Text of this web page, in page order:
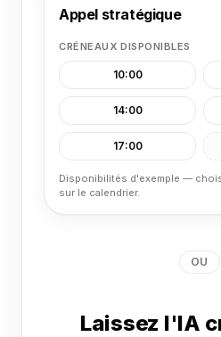
Appel stratégique
CRÉNEAUX DISPONIBLES
10:00
14:00
17:00
Disponibilités d'exemple —
sur le calendrier.
OU
Laissez l'IA